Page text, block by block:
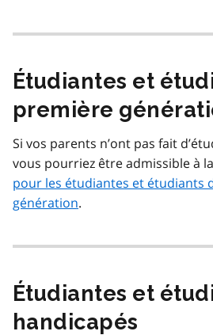
Étudiantes et
première
Si vos parents n’ont pas fait
vous pourriez être admissible à la
pour les étudiantes et étudiants
génération.
Étudiantes et
handicapés